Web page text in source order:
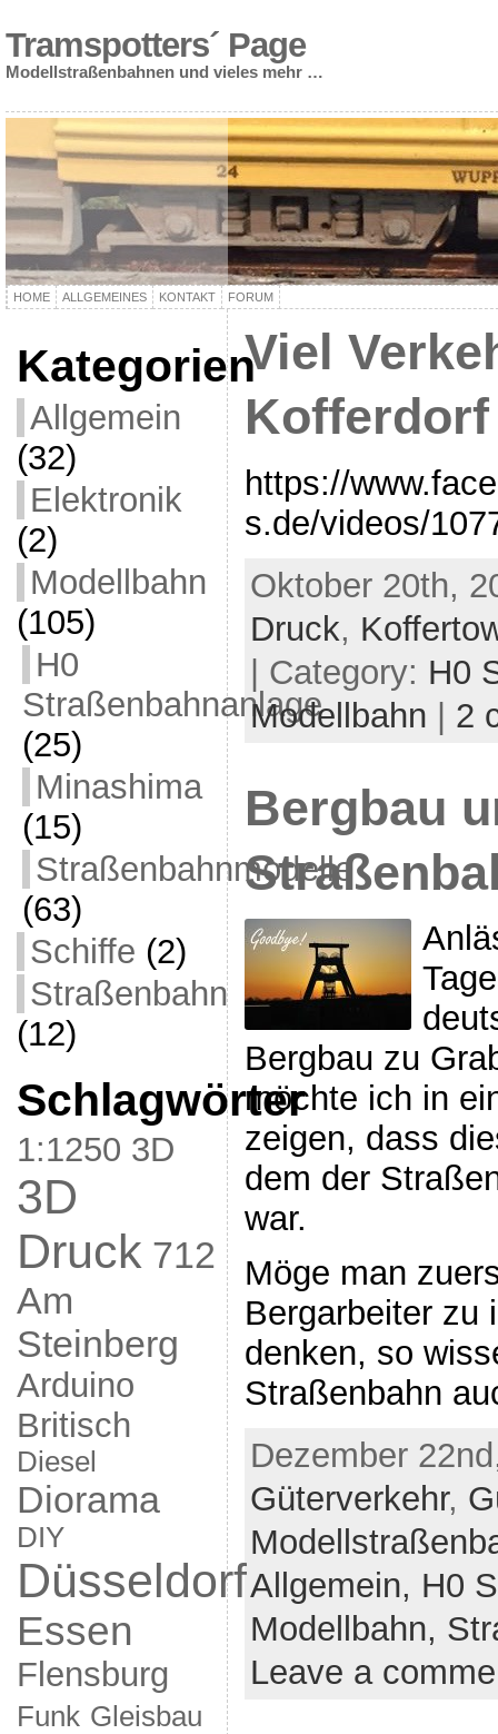
Tramspotters´ Page
Modellstraßenbahnen und vieles mehr …
HOME ALLGEMEINES KONTAKT FORUM
Kategorien
Allgemein
(32)
Elektronik
(2)
Modellbahn
(105)
H0
Straßenbahnanlage
(25)
Minashima
(15)
Straßenbahnmodelle
(63)
Schiffe (2)
Straßenbahn
(12)
Schlagwörter
1:1250 3D
3D
Druck 712
Am
Steinberg
Arduino
Britisch
Diesel
Diorama
DIY
Düsseldorf
Essen
Flensburg
Funk Gleisbau
Viel
Kofferdorf
https://
s.de/videos/
Oktober 20th,
Druck,
| Category: H0
Modellbahn | 2
Bergbau
Bergbau zu
möchte ich in
zeigen, dass
dem der
war.
Möge man
Bergarbeiter zu
denken, so
Straßenbahn
Dezember
Güterverkehr,
Allgemein, H0
Modellbahn,
Leave a